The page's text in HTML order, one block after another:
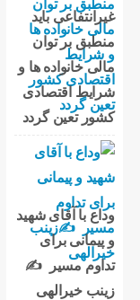
غیرانتفاعی باید
منطبق بر توان
مالی خانواده ها و
شرایط اقتصادی
کشور تعین گردد
وداع با آقای شهید
و پیمانی برای
تداوم مسیر ✍
زینب خیرالهی